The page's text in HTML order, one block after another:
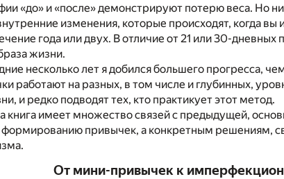
«до» и «после» демонстрируют потерю веса. Но
изменения, которые происходят, когда
года или двух. В отличие от 21 или 30-дневных
жизни.
несколько лет я добился большего прогресса,
работают на разных, в том числе и глубинных,
и редко подводят тех, кто практикует этот метод.
книга имеет множество связей с предыдущей,
формированию привычек, а конкретным решениям,
От мини-привычек к